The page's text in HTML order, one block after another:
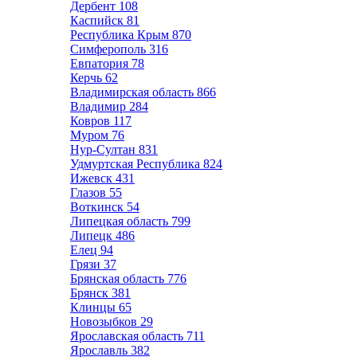
Дербент 108
Каспийск 81
Республика Крым 870
Симферополь 316
Евпатория 78
Керчь 62
Владимирская область 866
Владимир 284
Ковров 117
Муром 76
Нур-Султан 831
Удмуртская Республика 824
Ижевск 431
Глазов 55
Воткинск 54
Липецкая область 799
Липецк 486
Елец 94
Грязи 37
Брянская область 776
Брянск 381
Клинцы 65
Новозыбков 29
Ярославская область 711
Ярославль 382